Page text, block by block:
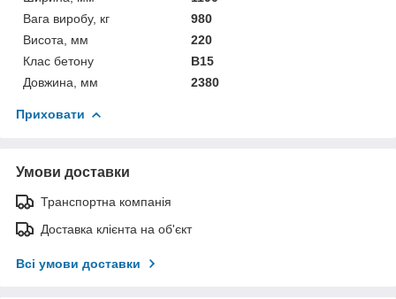
Вага виробу, кг
980
Висота, мм
220
Клас бетону
В15
Довжина, мм
2380
Приховати
Умови доставки
Транспортна компанія
Доставка клієнта на об'єкт
Всі умови доставки